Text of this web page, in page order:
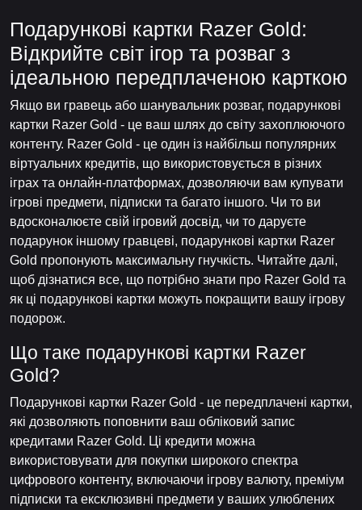
Подарункові картки Razer Gold:
Відкрийте світ ігор та розваг з
ідеальною передплаченою карткою
Якщо ви гравець або шанувальник розваг, подарункові
картки Razer Gold - це ваш шлях до світу захоплюючого
контенту. Razer Gold - це один із найбільш популярних
віртуальних кредитів, що використовується в різних
іграх та онлайн-платформах, дозволяючи вам купувати
ігрові предмети, підписки та багато іншого. Чи то ви
вдосконалюєте свій ігровий досвід, чи то даруєте
подарунок іншому гравцеві, подарункові картки Razer
Gold пропонують максимальну гнучкість. Читайте далі,
щоб дізнатися все, що потрібно знати про Razer Gold та
як ці подарункові картки можуть покращити вашу ігрову
подорож.
Що таке подарункові картки Razer
Gold?
Подарункові картки Razer Gold - це передплачені картки,
які дозволяють поповнити ваш обліковий запис
кредитами Razer Gold. Ці кредити можна
використовувати для покупки широкого спектра
цифрового контенту, включаючи ігрову валюту, преміум
підписки та ексклюзивні предмети у ваших улюблених